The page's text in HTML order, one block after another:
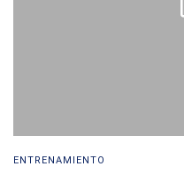
ENTRENAMIENTO